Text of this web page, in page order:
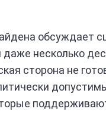
обсуждает
несколько
сторона не